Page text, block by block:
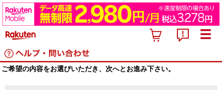
ご希望の内容をお選びいただき、次へとお進み下さい。